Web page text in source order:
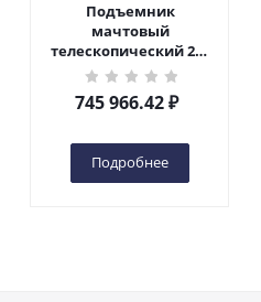
Подъемник
мачтовый
телескопический 200
кг 10 м TOR GTWY10-
200S DC 2-мачтовый
(автономный) (N) в
745 966.42₽
Подробнее